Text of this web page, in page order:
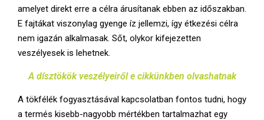
amelyet direkt erre a célra árusítanak ebben az időszakban.
E fajtákat viszonylag gyenge íz jellemzi, így étkezési célra
nem igazán alkalmasak. Sőt, olykor kifejezetten
veszélyesek is lehetnek.
A dísztökök veszélyeiről e cikkünkben olvashatnak
A tökfélék fogyasztásával kapcsolatban fontos tudni, hogy
a termés kisebb-nagyobb mértékben tartalmazhat egy